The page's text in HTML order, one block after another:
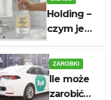
do której
czynne są
sklepy?
Holding –
czym jest,
i kiedy
warto go
utworzyć?
ZAROBKI
Ile może
zarobić